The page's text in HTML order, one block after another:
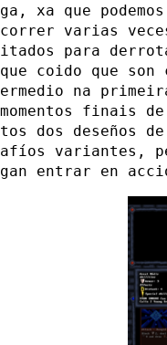
xa que
varias
para
coido que
na
finais
dos deseños
variantes,
entrar en